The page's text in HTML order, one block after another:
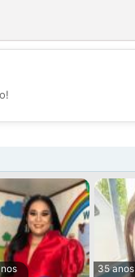
💕
35 anos